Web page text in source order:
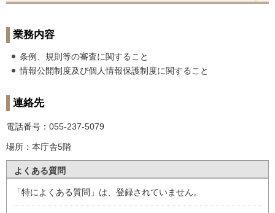
業務内容
条例、規則等の審査に関すること
情報公開制度及び個人情報保護制度に関すること
連絡先
電話番号：055-237-5079
場所：本庁舎5階
よくある質問
「特によくある質問」は、登録されていません。